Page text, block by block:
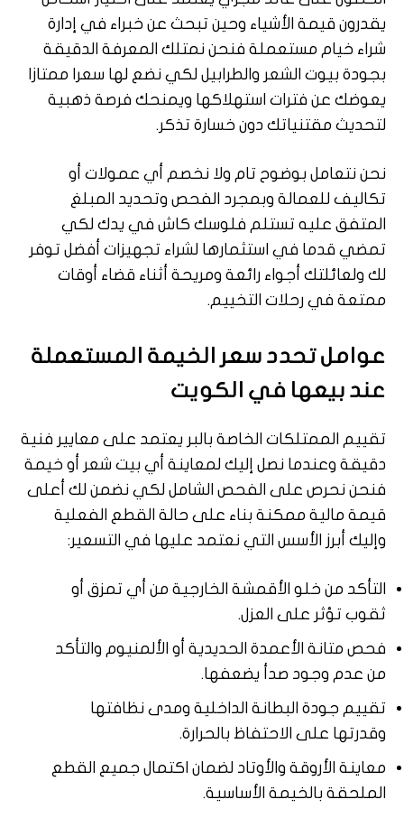
يقدرون قيمة الأشياء وحين تبحث عن خبراء في إدارة
شراء خيام مستعملة فنحن نمتلك المعرفة الدقيقة
بجودة بيوت الشعر والطرابيل لكي نضع لها سعرا ممتازا
يعوضك عن فترات استهلاكها ويمنحك فرصة ذهبية
لتحديث مقتنياتك دون خسارة تذكر.
نحن نتعامل بوضوح تام ولا نخصم أي عمولات أو
تكاليف للعمالة وبمجرد الفحص وتحديد المبلغ
المتفق عليه تستلم فلوسك كاش في يدك لكي
تمضي قدما في استثمارها لشراء تجهيزات أفضل توفر
لك ولعائلتك أجواء رائعة ومريحة أثناء قضاء أوقات
ممتعة في رحلات التخييم.
عوامل تحدد سعر الخيمة المستعملة
عند بيعها في الكويت
تقييم الممتلكات الخاصة بالبر يعتمد على معايير فنية
دقيقة وعندما نصل إليك لمعاينة أي بيت شعر أو خيمة
فنحن نحرص على الفحص الشامل لكي نضمن لك أعلى
قيمة مالية ممكنة بناء على حالة القطع الفعلية
وإليك أبرز الأسس التي نعتمد عليها في التسعير:
التأكد من خلو الأقمشة الخارجية من أي تمزق أو
ثقوب تؤثر على العزل.
فحص متانة الأعمدة الحديدية أو الألمنيوم والتأكد
من عدم وجود صدأ يضعفها.
تقييم جودة البطانة الداخلية ومدى نظافتها
وقدرتها على الاحتفاظ بالحرارة.
معاينة الأروقة والأوتاد لضمان اكتمال جميع القطع
الملحقة بالخيمة الأساسية.